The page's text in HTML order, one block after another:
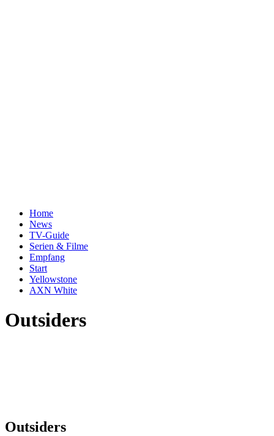
Home
News
TV-Guide
Serien & Filme
Empfang
Start
Yellowstone
AXN White
Outsiders
Outsiders